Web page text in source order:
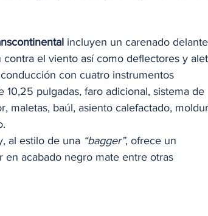
incluyen un carenado
el viento así como deflectores y
con cuatro instrumentos
pulgadas, faro adicional, sistema de
maletas, baúl, asiento calefactado,
al estilo de una “bagger”, ofrece un
en acabado negro mate entre otras